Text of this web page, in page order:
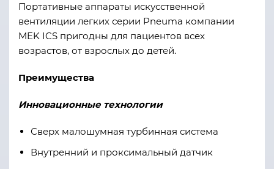
Портативные аппараты искусственной
вентиляции легких серии Pneuma компании
MEK ICS пригодны для пациентов всех
возрастов, от взрослых до детей.
Преимущества
Инновационные технологии
Сверх малошумная турбинная система
Внутренний и проксимальный датчик